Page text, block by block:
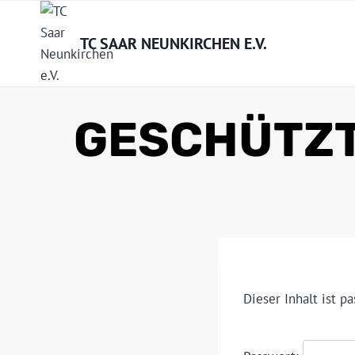
springen
TC SAAR NEUNKIRCHEN E.V.
Dieser Inhalt ist